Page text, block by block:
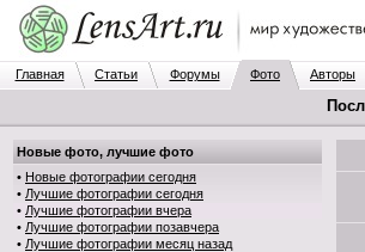
Главная Статьи Форумы Фото Авторы
Новые фото, лучшие фото
• Новые фотографии сегодня
• Лучшие фотографии сегодня
• Лучшие фотографии вчера
• Лучшие фотографии позавчера
• Лучшие фотографии месяц назад